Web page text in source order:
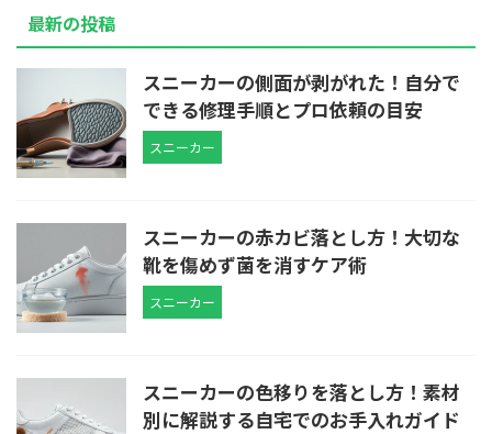
最新の投稿
スニーカーの側面が剥がれた！自分で
できる修理手順とプロ依頼の目安
スニーカー
スニーカーの赤カビ落とし方！大切な
靴を傷めず菌を消すケア術
スニーカー
スニーカーの色移りを落とし方！素材
別に解説する自宅でのお手入れガイド